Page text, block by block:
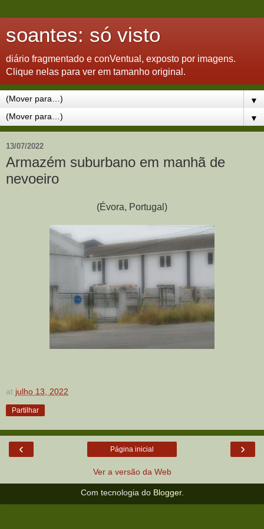
soantes: só visto
diário fragmentado e conVentual, exposto por imagens.
Clique nelas para ver em tamanho original.
▼
▼
13/07/2022
Armazém suburbano em manhã de
nevoeiro
(Évora, Portugal)
at julho 13, 2022
Partilhar
‹ ›
Página inicial
Ver a versão da Web
Com tecnologia do Blogger.